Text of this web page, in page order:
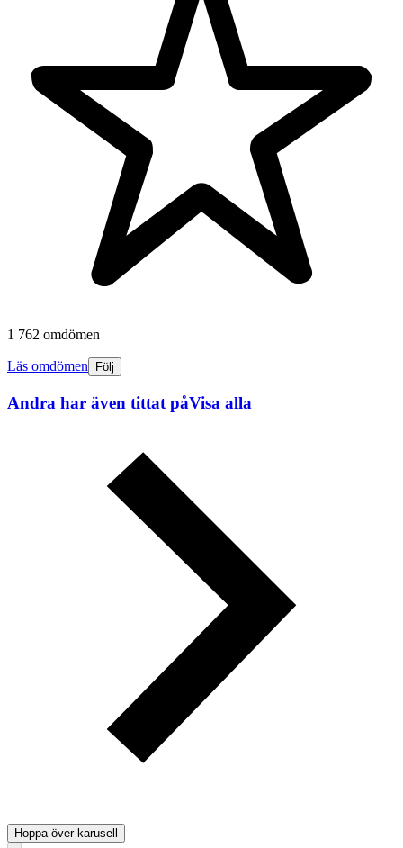
1 762 omdömen
Läs omdömen Följ
Andra har även tittat påVisa alla
Hoppa över karusell